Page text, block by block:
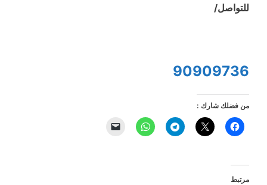
للتواصل/
90909736
من فضلك شارك :
مرتبط